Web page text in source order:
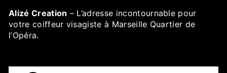
Alizé Creation – L’adresse incontournable pour
votre coiffeur visagiste à Marseille Quartier de
l’Opéra.